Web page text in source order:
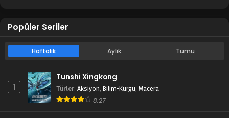
Blm 28 - Nisan 27, 2025
Tales of Herding Gods 27.Bölüm izle
Tales of Herding Gods 26.Bölüm izle
Popüler Seriler
Haftalık Aylık Tümü
1
Tunshi Xingkong
Türler: Aksiyon, Bilim-Kurgu, Macera
8.27